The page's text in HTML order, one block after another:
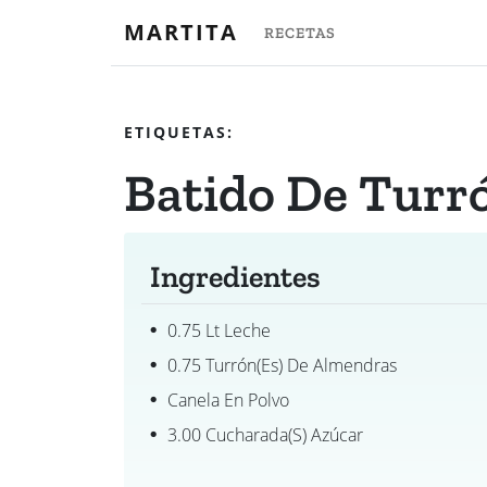
MARTITA RECETAS
ETIQUETAS:
Batido De
Ingredientes
0.75 Lt Leche
0.75 Turrón(es) De Almendras
Canela En Polvo
3.00 Cucharada(s) Azúcar